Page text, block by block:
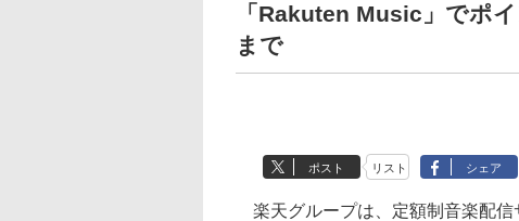
「Rakuten Music」でポ
まで
ポスト リスト シェア
楽天グループは、定額制音楽配信